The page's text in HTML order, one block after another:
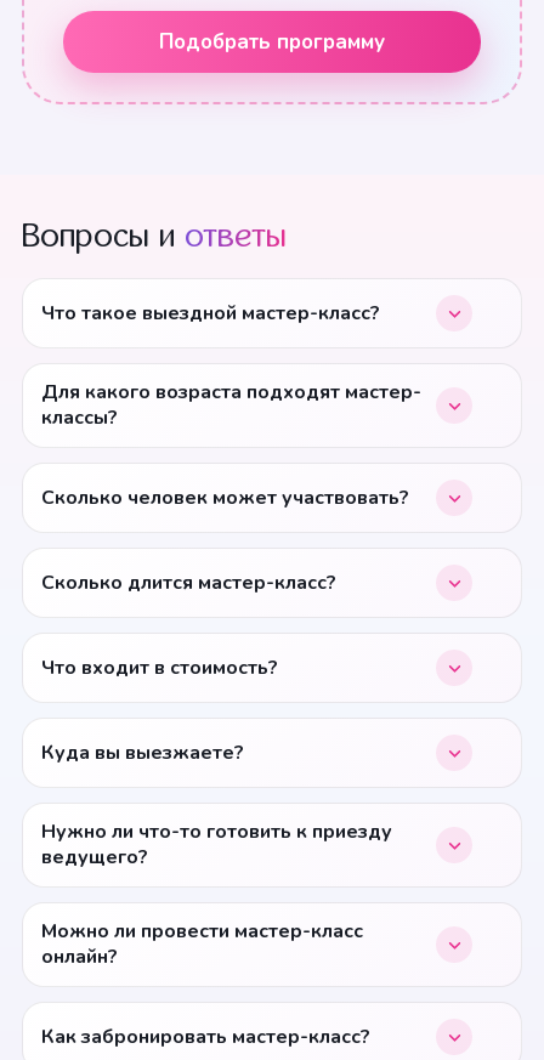
Подобрать программу
Вопросы и ответы
Что такое выездной мастер-класс?
Для какого возраста подходят мастер-
классы?
Сколько человек может участвовать?
Сколько длится мастер-класс?
Что входит в стоимость?
Куда вы выезжаете?
Нужно ли что-то готовить к приезду
ведущего?
Можно ли провести мастер-класс
онлайн?
Как забронировать мастер-класс?